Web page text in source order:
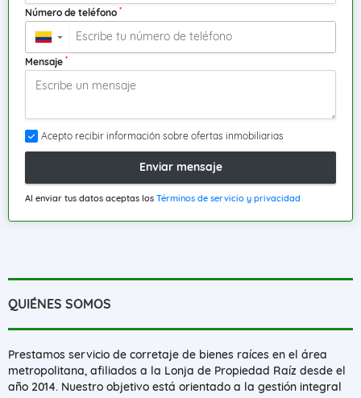
Número de teléfono *
▼
Mensaje *
Acepto recibir información sobre ofertas inmobiliarias
Enviar mensaje
Al enviar tus datos aceptas los Términos de servicio y privacidad
QUIÉNES SOMOS
Prestamos servicio de corretaje de bienes raíces en el área
metropolitana, afiliados a la Lonja de Propiedad Raíz desde el
año 2014. Nuestro objetivo está orientado a la gestión integral